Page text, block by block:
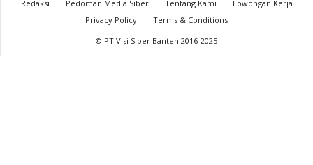
Redaksi Pedoman Media Siber Tentang Kami
Lowongan Kerja
Privacy Policy
Terms & Conditions
© PT Visi Siber Banten 2016-2025